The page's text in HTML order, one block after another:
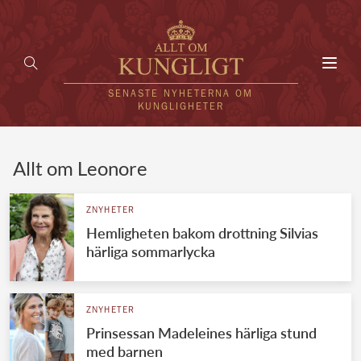
SENASTE NYHETERNA OM
KUNGLIGHETER
UTLÄNDSKT
VÄRLDENS KUNGAHUS
Svenska kungahuset
Brittiska kungahuset
Allt om Leonore
ZNYHETER
Hemligheten bakom drottning Silvias
härliga sommarlycka
ZNYHETER
Prinsessan Madeleines härliga stund
med barnen